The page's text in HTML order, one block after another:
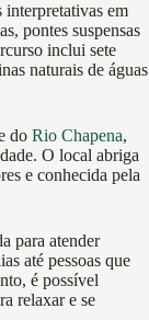
interpretativas em
pontes suspensas
inclui sete
naturais de águas
do Rio Chapena,
O local abriga
e conhecida pela
para atender
até pessoas que
é possível
relaxar e se